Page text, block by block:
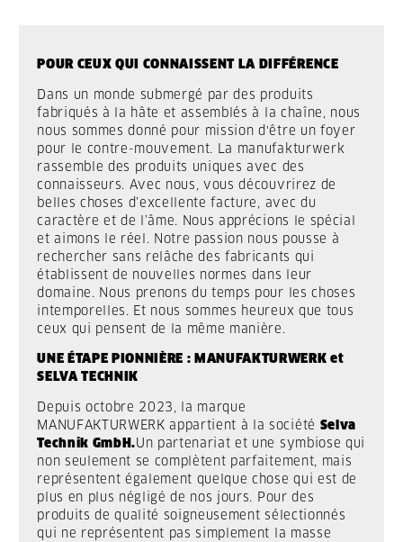
POUR CEUX QUI CONNAISSENT LA DIFFÉRENCE
Dans un monde submergé par des produits
fabriqués à la hâte et assemblés à la chaîne, nous
nous sommes donné pour mission d'être un foyer
pour le contre-mouvement. La manufakturwerk
rassemble des produits uniques avec des
connaisseurs. Avec nous, vous découvrirez de
belles choses d’excellente facture, avec du
caractère et de l’âme. Nous apprécions le spécial
et aimons le réel. Notre passion nous pousse à
rechercher sans relâche des fabricants qui
établissent de nouvelles normes dans leur
domaine. Nous prenons du temps pour les choses
intemporelles. Et nous sommes heureux que tous
ceux qui pensent de la même manière.
UNE ÉTAPE PIONNIÈRE : MANUFAKTURWERK et
SELVA TECHNIK
Depuis octobre 2023, la marque
MANUFAKTURWERK appartient à la société Selva
Technik GmbH.Un partenariat et une symbiose qui
non seulement se complètent parfaitement, mais
représentent également quelque chose qui est de
plus en plus négligé de nos jours. Pour des
produits de qualité soigneusement sélectionnés
qui ne représentent pas simplement la masse